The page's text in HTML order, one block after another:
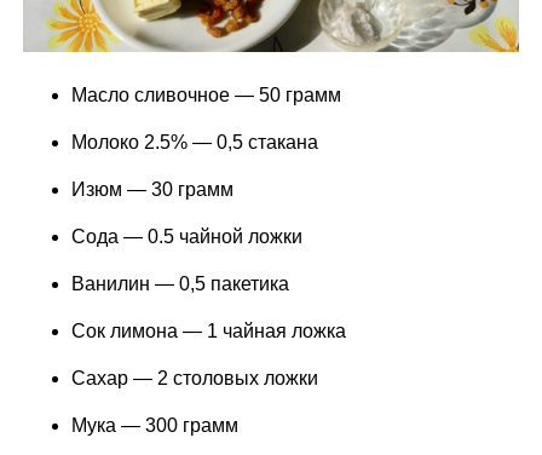
Масло сливочное — 50 грамм
Молоко 2.5% — 0,5 стакана
Изюм — 30 грамм
Сода — 0.5 чайной ложки
Ванилин — 0,5 пакетика
Сок лимона — 1 чайная ложка
Сахар — 2 столовых ложки
Мука — 300 грамм